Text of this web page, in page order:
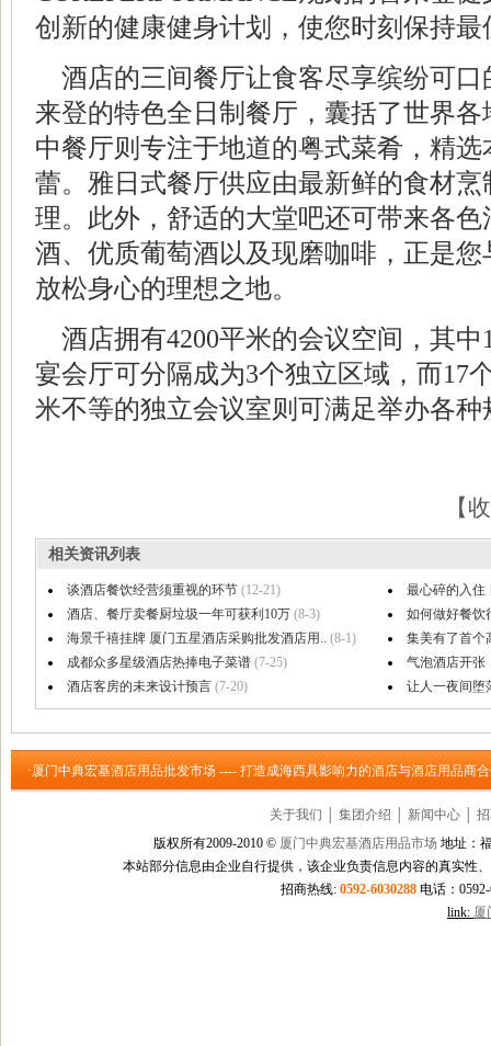
创新的健康健身计划，使您时刻保持最
酒店的三间餐厅让食客尽享缤纷可口
来登的特色全日制餐厅，囊括了世界
中餐厅则专注于地道的粤式菜肴，精
蕾。雅日式餐厅供应由最新鲜的食材
理。此外，舒适的大堂吧还可带来各
酒、优质葡萄酒以及现磨咖啡，正是
放松身心的理想之地。
酒店拥有4200平米的会议空间，其中
宴会厅可分隔成为3个独立区域，而17
米不等的独立会议室则可满足举办各
【
相关资讯列表
谈酒店餐饮经营须重视的环节 (12-21)
最心碎的入住
酒店、餐厅卖餐厨垃圾一年可获利10万 (8-3)
如何做好餐饮
海景千禧挂牌 厦门五星酒店采购批发酒店用.. (8-1)
集美有了首个
成都众多星级酒店热捧电子菜谱 (7-25)
气泡酒店开张
酒店客房的未来设计预言 (7-20) 让人一夜间堕
·厦门中典宏基酒店用品批发市场 ---- 打造成海西具影响力的酒店与酒店用品商
关于我们 集团介绍 新闻中心│
版权所有2009-2010 © 厦门中典宏基酒店用品市场 地址：
本站部分信息由企业自行提供，该企业负责信息内容的真实性
招商热线: 0592-6030288 电话：
link: 厦